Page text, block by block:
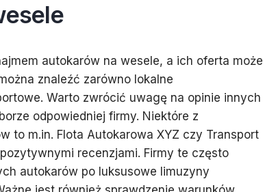
autokarów na wesele, a ich oferta może
znaleźć zarówno lokalne
Warto zwrócić uwagę na opinie innych
odpowiedniej firmy. Niektóre z
to m.in. Flota Autokarowa XYZ czy Transport
recenzjami. Firmy te często
autokarów po luksusowe limuzyny